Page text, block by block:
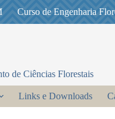
Curso de Engenharia
de Ciências Florestais
Links e Downloads